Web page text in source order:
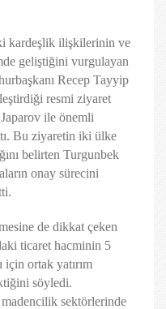
kardeşlik ilişkilerinin ve
geliştiğini vurgulayan
Recep Tayyip
resmi ziyaret
Japarov ile önemli
Bu ziyaretin iki ülke
belirten Turgunbek
onay sürecini
de dikkat çeken
ticaret hacminin 5
için ortak yatırım
söyledi.
madencilik sektörlerinde